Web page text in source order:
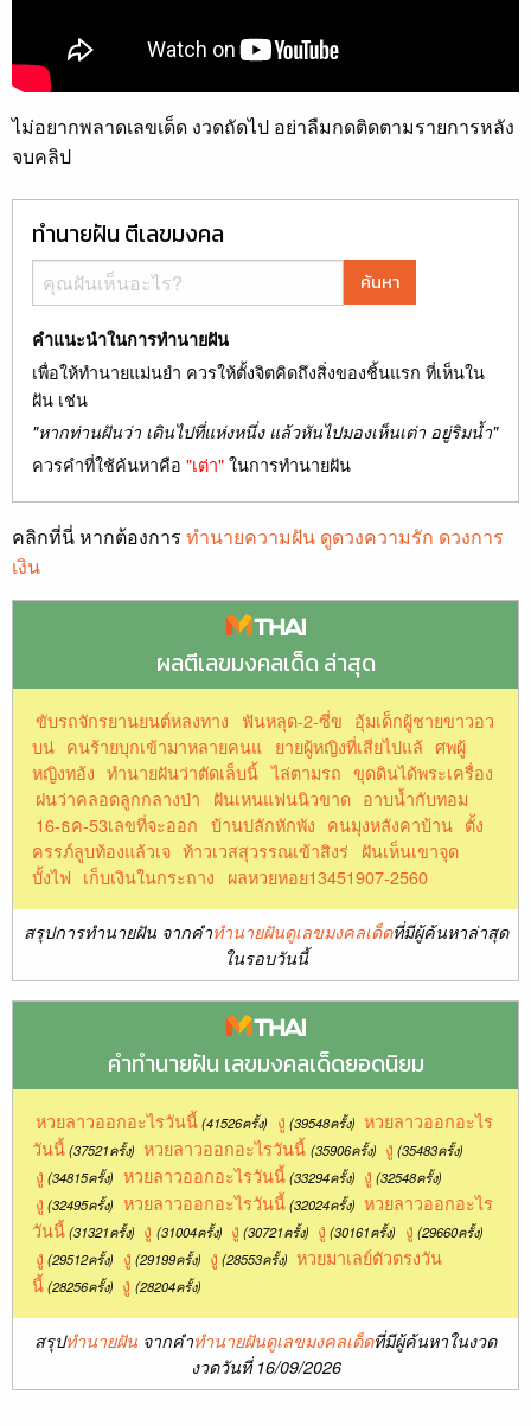
ไม่อยากพลาดเลขเด็ด งวดถัดไป อย่าลืมกดติดตามรายการหลัง
จบคลิป
ทำนายฝัน ตีเลขมงคล
ค้นหา
คำแนะนำในการทำนายฝัน
เพื่อให้ทำนายแม่นยำ ควรให้ตั้งจิตคิดถึงสิ่งของชิ้นแรก ที่เห็นใน
ฝัน เช่น
"หากท่านฝันว่า เดินไปที่แห่งหนึ่ง แล้วหันไปมองเห็นเต่า อยู่ริมน้ำ"
ควรคำที่ใช้ค้นหาคือ "เต่า"ในการทำนายฝัน
คลิกที่นี่ หากต้องการ ทำนายความฝัน ดูดวงความรัก ดวงการ
เงิน
ผลตีเลขมงคลเด็ด ล่าสุด
ขับรถจักรยานยนต์หลงทาง ฟันหลุด-2-ซี่ข อุ้มเด็กผู้ชายขาวอว
บน่ คนร้ายบุกเข้ามาหลายคนแ ยายผู้หญิงที่เสียไปแล้ ศพผู้
หญิงทอ้ง ทํานายฝันว่าตัดเล็บนิ้ ไล่ตามรถ ขุดดินได้พระเครื่อง
ฝนว่าคลอดลูกกลางป่า
ฝันเหนแฟนนิวขาด อาบน้ำกับทอม
16-ธค-53เลขที่จะออก บ้านปลักหักพัง คนมุงหลังคาบ้าน ตั้ง
ครรภ์ลูบท้องแล้วเจ ท้าวเวสสุวรรณเข้าสิงร่ ฝันเห็นเขาจุด
บั้งไฟ เก็บเงินในกระถาง ผลหวยหอย13451907-2560
สรุปการทำนายฝัน จากคำทำนายฝันดูเลขมงคลเด็ดที่มีผู้ค้นหาล่าสุด
ในรอบวันนี้
คำทำนายฝัน เลขมงคลเด็ดยอดนิยม
หวยลาวออกอะไรวันนี้ (41526ครั้ง) งู (39548ครั้ง) หวยลาวออกอะไร
วันนี้(37521ครั้ง) หวยลาวออกอะไรวันนี้ (35906ครั้ง) งู (35483ครั้ง)
งู (34815ครั้ง) หวยลาวออกอะไรวันนี้ (33294ครั้ง) งู (32548ครั้ง)
งู (32495ครั้ง) หวยลาวออกอะไรวันนี้ (32024ครั้ง) หวยลาวออกอะไร
วันนี้(31321ครั้ง) งู (31004ครั้ง) งู (30721ครั้ง) งู (30161ครั้ง) งู (29660ครั้ง)
งู (29512ครั้ง) งู (29199ครั้ง) งู (28553ครั้ง) หวยมาเลย์ตัวตรงวัน
นี้(28256ครั้ง) งู (28204ครั้ง)
สรุปทำนายฝัน จากคำทำนายฝันดูเลขมงคลเด็ดที่มีผู้ค้นหาในงวด
งวดวันที่ 16/09/2026